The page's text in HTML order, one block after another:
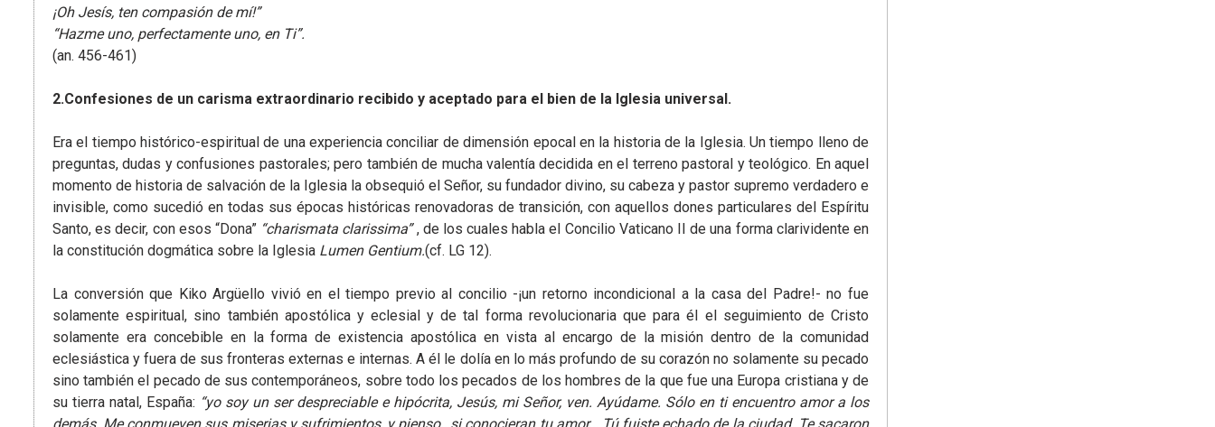
¡Oh Jesís, ten compasión de mí!”
“Hazme uno, perfectamente uno, en Ti”.
(an. 456-461)
2.Confesiones de un carisma extraordinario recibido y aceptado para el bien de la Iglesia universal.
Era el tiempo histórico-espiritual de una experiencia conciliar de dimensión epocal en la historia de la Iglesia. Un tiempo lleno de
preguntas, dudas y confusiones pastorales; pero también de mucha valentía decidida en el terreno pastoral y teológico. En aquel
momento de historia de salvación de la Iglesia la obsequió el Señor, su fundador divino, su cabeza y pastor supremo verdadero e
invisible, como sucedió en todas sus épocas históricas renovadoras de transición, con aquellos dones particulares del Espíritu
Santo, es decir, con esos “Dona” “charismata clarissima”, de los cuales habla el Concilio Vaticano II de una forma clarividente en
la constitución dogmática sobre la Iglesia Lumen Gentium.(cf. LG 12).
La conversión que Kiko Argüello vivió en el tiempo previo al concilio -¡un retorno incondicional a la casa del Padre!- no fue
solamente espiritual, sino también apostólica y eclesial y de tal forma revolucionaria que para él el seguimiento de Cristo
solamente era concebible en la forma de existencia apostólica en vista al encargo de la misión dentro de la comunidad
eclesiástica y fuera de sus fronteras externas e internas. A él le dolía en lo más profundo de su corazón no solamente su pecado
sino también el pecado de sus contemporáneos, sobre todo los pecados de los hombres de la que fue una Europa cristiana y de
su tierra natal, España: “yo soy un ser despreciable e hipócrita, Jesús, mi Señor, ven. Ayúdame. Sólo en ti encuentro amor a los